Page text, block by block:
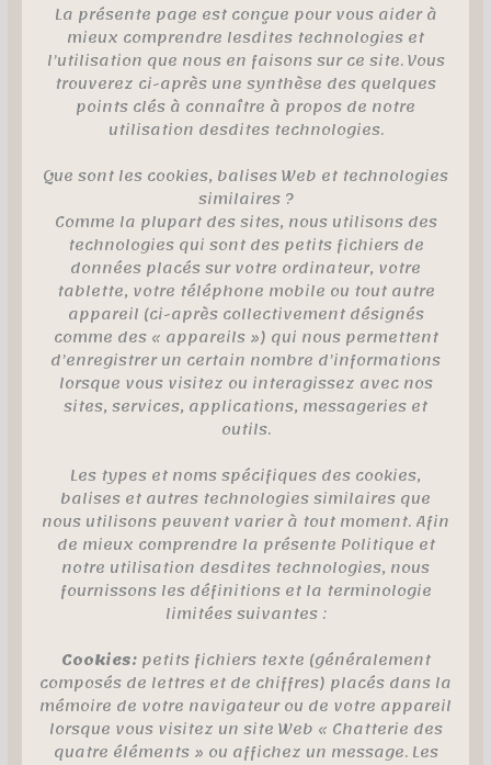
La présente page est conçue pour vous aider à
mieux comprendre lesdites technologies et
l’utilisation que nous en faisons sur ce site. Vous
trouverez ci-après une synthèse des quelques
points clés à connaître à propos de notre
utilisation desdites technologies.
Que sont les cookies, balises Web et technologies
similaires ?
Comme la plupart des sites, nous utilisons des
technologies qui sont des petits fichiers de
données placés sur votre ordinateur, votre
tablette, votre téléphone mobile ou tout autre
appareil (ci-après collectivement désignés
comme des « appareils ») qui nous permettent
d’enregistrer un certain nombre d’informations
lorsque vous visitez ou interagissez avec nos
sites, services, applications, messageries et
outils.
Les types et noms spécifiques des cookies,
balises et autres technologies similaires que
nous utilisons peuvent varier à tout moment. Afin
de mieux comprendre la présente Politique et
notre utilisation desdites technologies, nous
fournissons les définitions et la terminologie
limitées suivantes :
Cookies:petits fichiers texte (généralement
composés de lettres et de chiffres) placés dans la
mémoire de votre navigateur ou de votre appareil
lorsque vous visitez un site Web « Chatterie des
quatre éléments » ou affichez un message. Les